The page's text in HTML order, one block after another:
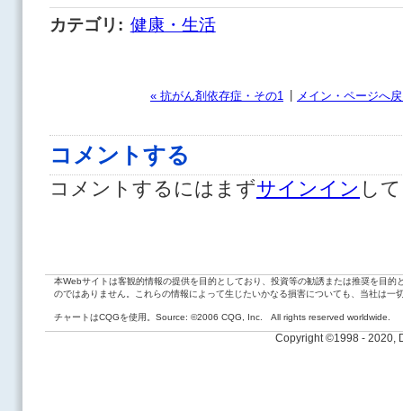
カテゴリ : 健康・生活
« 抗がん剤依存症・その1 メイン・ページへ
コメントする
コメントするにはまずサインイン し
本Webサイトは客観的情報の提供を目的としており、投資等の勧誘または推奨を目
のではありません。これらの情報によって生じたいかなる損害についても、当社は一
チャートはCQGを使用。Source: ©2006 CQG, Inc. All rights reserved worldwide.
Copyright ©1998 - 2020,